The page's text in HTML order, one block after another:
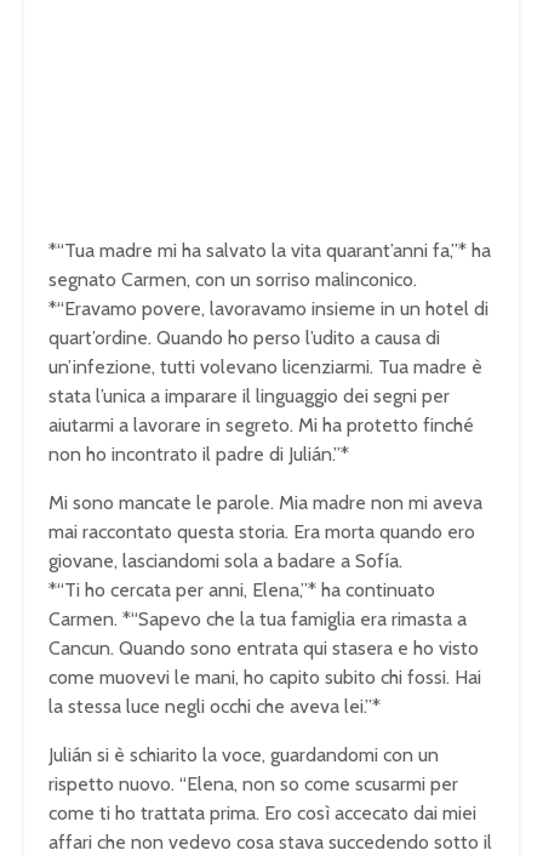
*“Tua madre mi ha salvato la vita quarant’anni fa,”* ha
segnato Carmen, con un sorriso malinconico.
*“Eravamo povere, lavoravamo insieme in un hotel di
quart’ordine. Quando ho perso l’udito a causa di
un’infezione, tutti volevano licenziarmi. Tua madre è
stata l’unica a imparare il linguaggio dei segni per
aiutarmi a lavorare in segreto. Mi ha protetto finché
non ho incontrato il padre di Julián.”*
Mi sono mancate le parole. Mia madre non mi aveva
mai raccontato questa storia. Era morta quando ero
giovane, lasciandomi sola a badare a Sofía.
*“Ti ho cercata per anni, Elena,”* ha continuato
Carmen. *“Sapevo che la tua famiglia era rimasta a
Cancun. Quando sono entrata qui stasera e ho visto
come muovevi le mani, ho capito subito chi fossi. Hai
la stessa luce negli occhi che aveva lei.”*
Julián si è schiarito la voce, guardandomi con un
rispetto nuovo. “Elena, non so come scusarmi per
come ti ho trattata prima. Ero così accecato dai miei
affari che non vedevo cosa stava succedendo sotto il